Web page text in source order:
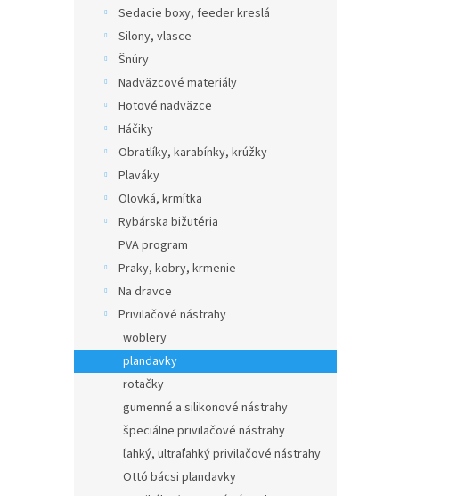
Sedacie boxy, feeder kreslá
Silony, vlasce
Šnúry
Nadväzcové materiály
Hotové nadväzce
Háčiky
Obratlíky, karabínky, krúžky
Plaváky
Olovká, krmítka
Rybárska bižutéria
PVA program
Praky, kobry, krmenie
Na dravce
Privilačové nástrahy
woblery
plandavky
rotačky
gumenné a silikonové nástrahy
špeciálne privilačové nástrahy
ľahký, ultraľahký privilačové nástrahy
Ottó bácsi plandavky